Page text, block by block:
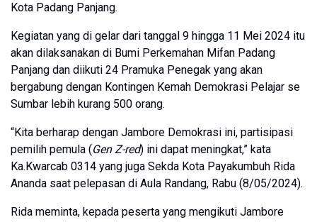
Kota Padang Panjang.
Kegiatan yang di gelar dari tanggal 9 hingga 11 Mei 2024 itu
akan dilaksanakan di Bumi Perkemahan Mifan Padang
Panjang dan diikuti 24 Pramuka Penegak yang akan
bergabung dengan Kontingen Kemah Demokrasi Pelajar se
Sumbar lebih kurang 500 orang.
“Kita berharap dengan Jambore Demokrasi ini, partisipasi
pemilih pemula (Gen Z-red) ini dapat meningkat,” kata
Ka.Kwarcab 0314 yang juga Sekda Kota Payakumbuh Rida
Ananda saat pelepasan di Aula Randang, Rabu (8/05/2024).
Rida meminta, kepada peserta yang mengikuti Jambore